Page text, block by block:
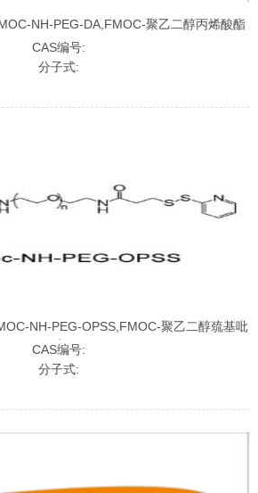
NH-PEG-DA,FMOC-聚乙二醇丙烯酸酯
CAS编号:
分子式:
NH-PEG-OPSS,FMOC-聚乙二醇巯基吡
啶
CAS编号:
分子式: